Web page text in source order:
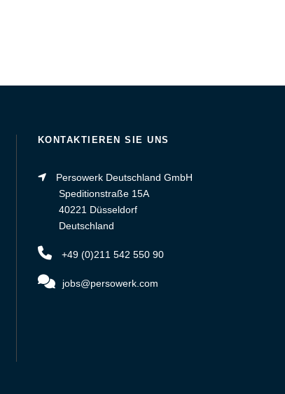
KONTAKTIEREN SIE UNS
Persowerk Deutschland GmbH
Speditionstraße 15A
40221 Düsseldorf
Deutschland
+49 (0)211 542 550 90
jobs@persowerk.com